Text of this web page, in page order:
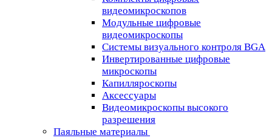
видеомикроскопов
Модульные цифровые
видеомикроскопы
Cистемы визуального контроля BGA
Инвертированные цифровые
микроскопы
Капилляроскопы
Аксессуары
Видеомикроскопы высокого
разрешения
Паяльные материалы